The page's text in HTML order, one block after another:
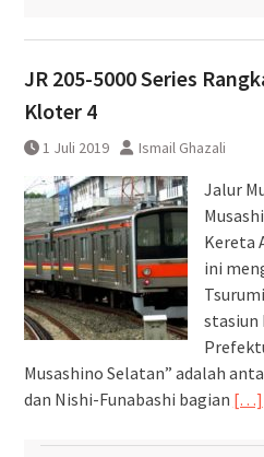
JR 205-5000 Series
Kloter 4
1 Juli 2019 Ismail Ghazali
Jalur
Kereta
ini
stasiun
Musashino Selatan” adalah
dan Nishi-Funabashi bagian […]